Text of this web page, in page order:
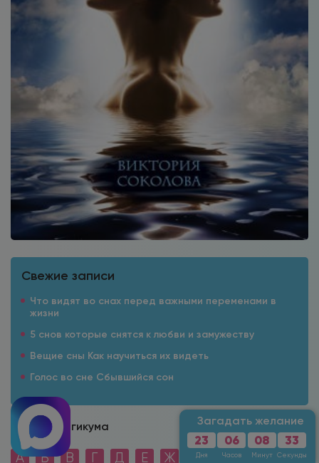
Свежие записи
Что видят во снах перед важными переменами в
жизни
5 снов которые снятся к любви и замужеству
Вещие сны Как научиться их видеть
Голос во сне Сбывшийся сон
Сонник Магикума
А Б В Г Д Е Ж З И К Л М
Загадать желание
23
Дня
06
Часов
08
Минут
31
Секунда